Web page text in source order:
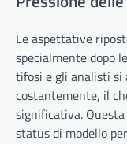
Le aspettative
specialmente dopo
tifosi e gli analisti si
costantemente, il
significativa.
status di modello